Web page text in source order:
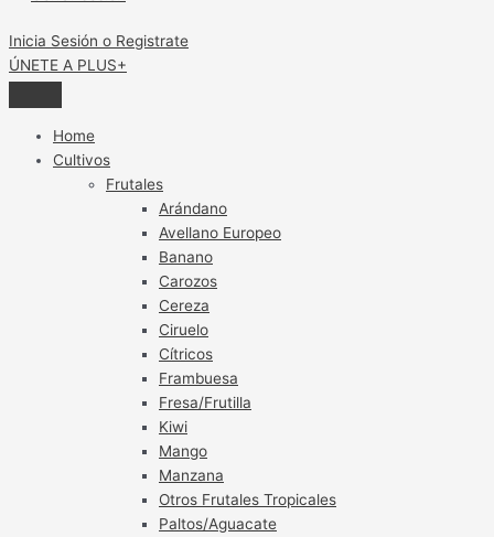
Inicia Sesión o Registrate
ÚNETE A PLUS+
Home
Cultivos
Frutales
Arándano
Avellano Europeo
Banano
Carozos
Cereza
Ciruelo
Cítricos
Frambuesa
Fresa/Frutilla
Kiwi
Mango
Manzana
Otros Frutales Tropicales
Paltos/Aguacate